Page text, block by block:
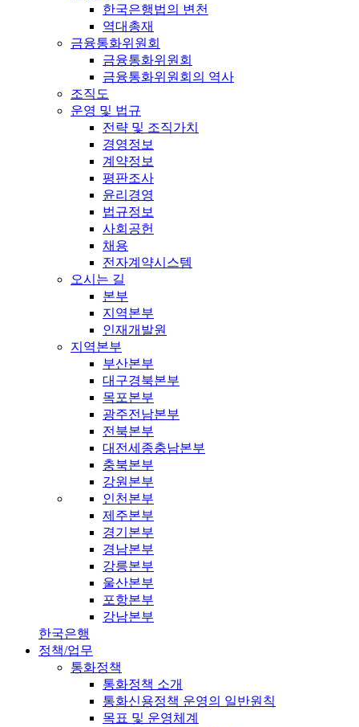
한국은행법의 변천
역대총재
금융통화위원회
금융통화위원회
금융통화위원회의 역사
조직도
운영 및 법규
전략 및 조직가치
경영정보
계약정보
평판조사
윤리경영
법규정보
사회공헌
채용
전자계약시스템
오시는 길
본부
지역본부
인재개발원
지역본부
부산본부
대구경북본부
목포본부
광주전남본부
전북본부
대전세종충남본부
충북본부
강원본부
인천본부
제주본부
경기본부
경남본부
강릉본부
울산본부
포항본부
강남본부
한국은행
정책/업무
통화정책
통화정책 소개
통화신용정책 운영의 일반원칙
목표 및 운영체계